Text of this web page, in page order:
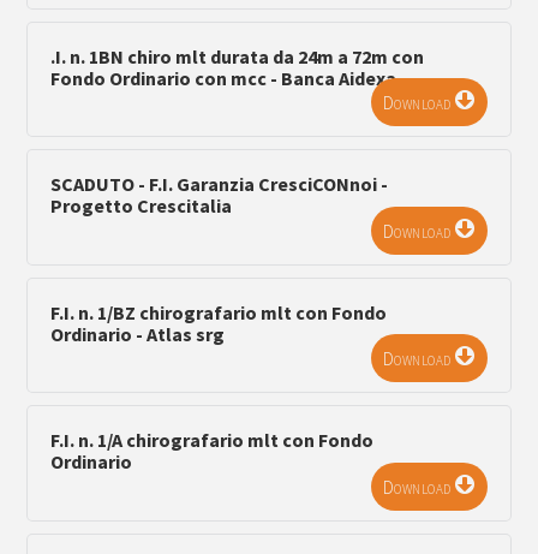
.I. n. 1BN chiro mlt durata da 24m a 72m con
Fondo Ordinario con mcc - Banca Aidexa
Download
SCADUTO - F.I. Garanzia CresciCONnoi -
Progetto Crescitalia
Download
F.I. n. 1/BZ chirografario mlt con Fondo
Ordinario - Atlas srg
Download
F.I. n. 1/A chirografario mlt con Fondo
Ordinario
Download